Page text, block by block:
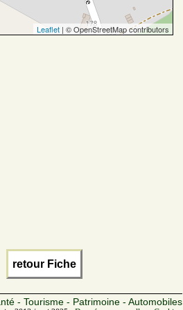
Leaflet | © OpenStreetMap contributors
retour Fiche
- Tourisme - Patrimoine - Automobiles